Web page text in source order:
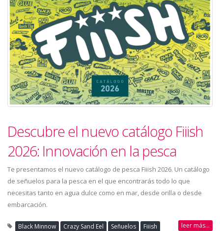
Descubre el nuevo catálogo Fiiish
2026: Innovación en la pesca
Te presentamos el nuevo catálogo de pesca Fiiish 2026. Un catálogo
de señuelos para la pesca en el que encontrarás todo lo que
necesitas tanto en agua dulce como en mar, desde orilla o desde
embarcación.
Black Minnow Crazy Sand Eel Señuelos Fiiish leer más...